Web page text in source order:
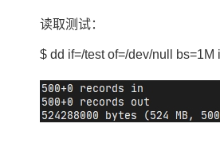
读取测试：
$ dd if=/test of=/dev/null bs=1M